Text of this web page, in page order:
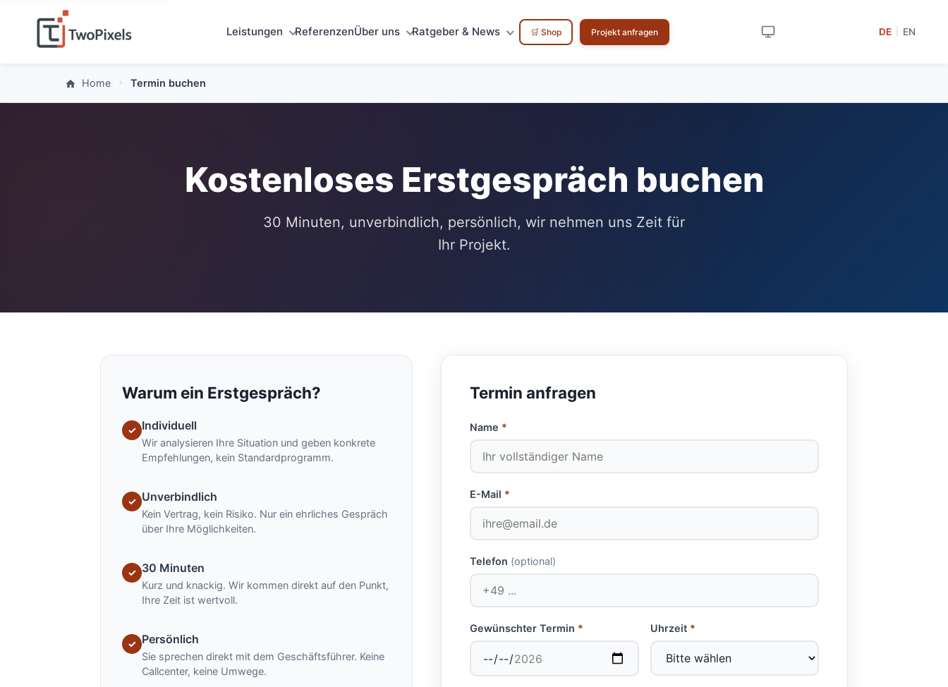
Leistungen ReferenzenÜber uns Ratgeber & News 🛒 Shop Projekt anfragen DE EN
Home Termin buchen
Kostenloses Erstgespräch buchen
30 Minuten, unverbindlich, persönlich, wir nehmen uns Zeit für
Ihr Projekt.
Warum ein Erstgespräch?
✓ Individuell
Wir analysieren Ihre Situation und geben konkrete
Empfehlungen, kein Standardprogramm.
✓ Unverbindlich
Kein Vertrag, kein Risiko. Nur ein ehrliches Gespräch
über Ihre Möglichkeiten.
✓ 30 Minuten
Kurz und knackig. Wir kommen direkt auf den Punkt,
Ihre Zeit ist wertvoll.
✓ Persönlich
Sie sprechen direkt mit dem Geschäftsführer. Keine
Callcenter, keine Umwege.
Termin anfragen
Name *
E-Mail *
Telefon (optional)
Gewünschter Termin * Uhrzeit *